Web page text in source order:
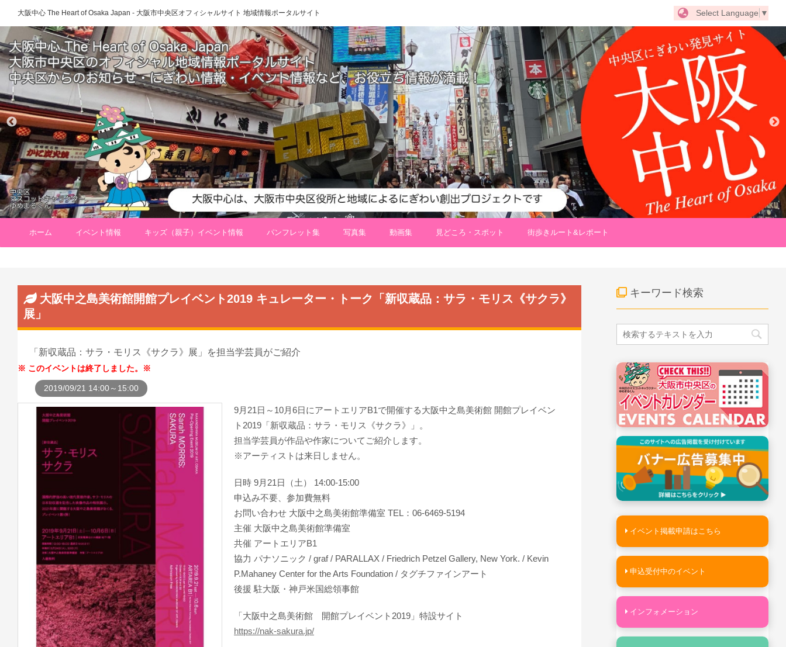
大阪中心 The Heart of Osaka Japan - 大阪市中央区オフィシャルサイト 地域情報ポータルサイト Select Language ▼
ホーム イベント情報 キッズ（親子）イベント情報 パンフレット集 写真集 動画集 見どころ・スポット 街歩きルート&レポート
大阪中之島美術館開館プレイベント2019 キュレーター・トーク「新収蔵品：サラ・モリス《サクラ》
展」
「新収蔵品：サラ・モリス《サクラ》展」を担当学芸員がご紹介
このイベントは終了しました。
2019/09/21 14:00～15:00
9月21日～10月6日にアートエリアB1で開催する大阪中之島美術館 開館プレイベン
ト2019「新収蔵品：サラ・モリス《サクラ》」。
担当学芸員が作品や作家についてご紹介します。
※アーティストは来日しません。
日時 9月21日（土） 14:00-15:00
申込み不要、参加費無料
お問い合わせ 大阪中之島美術館準備室 TEL：06-6469-5194
主催 大阪中之島美術館準備室
共催 アートエリアB1
協力 パナソニック / graf / PARALLAX / Friedrich Petzel Gallery, New York. / Kevin
P.Mahaney Center for the Arts Foundation / タグチファインアート
後援 駐大阪・神戸米国総領事館
「大阪中之島美術館 開館プレイベント2019」特設サイト
https://nak-sakura.jp/
キーワード検索
イベント掲載申請はこちら
申込受付中のイベント
インフォメーション